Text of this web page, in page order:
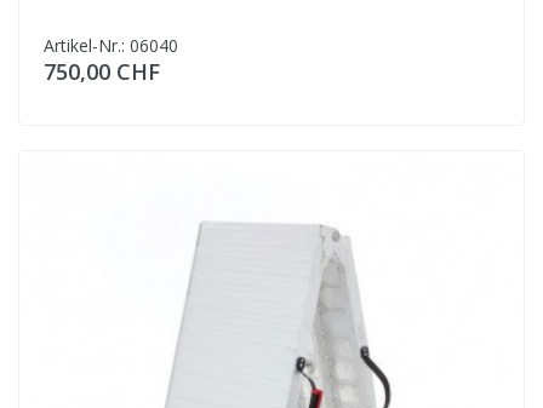
Artikel-Nr.: 06040
750,00 CHF